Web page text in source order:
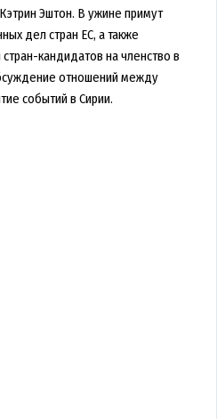
Эштон. В ужине примут
дел стран ЕС, а также
кандидатов на членство в
отношений между
событий в Сирии.